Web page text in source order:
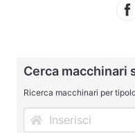
Cerca macchinari
Ricerca macchinari per